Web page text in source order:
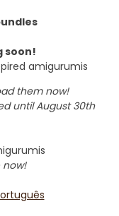
soon!
amigurumis
them now!
until August 30th